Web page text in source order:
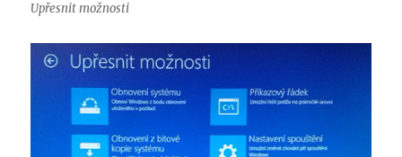
Upřesnit možnosti